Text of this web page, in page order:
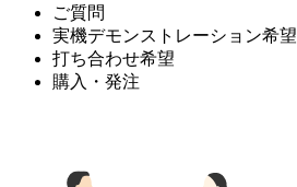
ご質問
実機デモンストレーション希望
打ち合わせ希望
購入・発注